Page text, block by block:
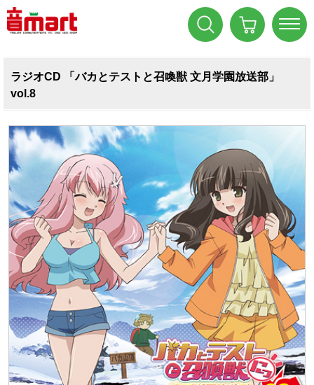
ラジオCD 「バカとテストと召喚獣 文月学園放送部」
vol.8